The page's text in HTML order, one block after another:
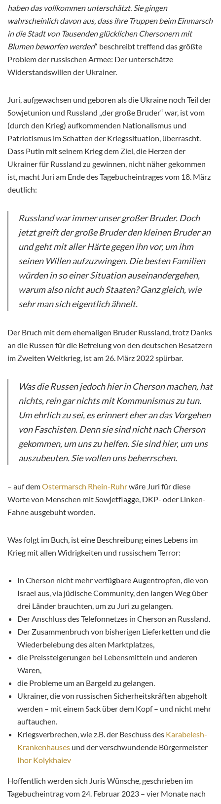
haben das vollkommen unterschätzt. Sie gingen
wahrscheinlich davon aus, dass ihre Truppen beim Einmarsch
in die Stadt von Tausenden glücklichen Chersonern mit
Blumen beworfen werden“ beschreibt treffend das größte
Problem der russischen Armee: Der unterschätze
Widerstandswillen der Ukrainer.
Juri, aufgewachsen und geboren als die Ukraine noch Teil der
Sowjetunion und Russland „der große Bruder“ war, ist vom
(durch den Krieg) aufkommenden Nationalismus und
Patriotismus im Schatten der Kriegssituation, überrascht.
Dass Putin mit seinem Krieg dem Ziel, die Herzen der
Ukrainer für Russland zu gewinnen, nicht näher gekommen
ist, macht Juri am Ende des Tagebucheintrages vom 18. März
deutlich:
Russland war immer unser großer Bruder. Doch
jetzt greift der große Bruder den kleinen Bruder an
und geht mit aller Härte gegen ihn vor, um ihm
seinen Willen aufzuzwingen. Die besten Familien
würden in so einer Situation auseinandergehen,
warum also nicht auch Staaten? Ganz gleich, wie
sehr man sich eigentlich ähnelt.
Der Bruch mit dem ehemaligen Bruder Russland, trotz Danks
an die Russen für die Befreiung von den deutschen Besatzern
im Zweiten Weltkrieg, ist am 26. März 2022 spürbar.
Was die Russen jedoch hier in Cherson machen, hat
nichts, rein gar nichts mit Kommunismus zu tun.
Um ehrlich zu sei, es erinnert eher an das Vorgehen
von Faschisten. Denn sie sind nicht nach Cherson
gekommen, um uns zu helfen. Sie sind hier, um uns
auszubeuten. Sie wollen uns beherrschen.
– auf demOstermarsch Rhein-Ruhrwäre Juri für diese
Worte von Menschen mit Sowjetflagge, DKP- oder Linken-
Fahne ausgebuht worden.
Was folgt im Buch, ist eine Beschreibung eines Lebens im
Krieg mit allen Widrigkeiten und russischem Terror:
In Cherson nicht mehr verfügbare Augentropfen, die von
Israel aus, via jüdische Community, den langen Weg über
drei Länder brauchten, um zu Juri zu gelangen.
Der Anschluss des Telefonnetzes in Cherson an Russland.
Der Zusammenbruch von bisherigen Lieferketten und die
Wiederbelebung des alten Marktplatzes,
die Preissteigerungen bei Lebensmitteln und anderen
Waren,
die Probleme um an Bargeld zu gelangen.
Ukrainer, die von russischen Sicherheitskräften abgeholt
werden – mit einem Sack über dem Kopf – und nicht mehr
auftauchen.
Kriegsverbrechen, wie z.B. der Beschuss des Karabelesh-
Krankenhauses und der verschwundende Bürgermeister
Ihor Kolykhaiev
Hoffentlich werden sich Juris Wünsche, geschrieben im
Tagebucheintrag vom 24. Februar 2023 – vier Monate nach